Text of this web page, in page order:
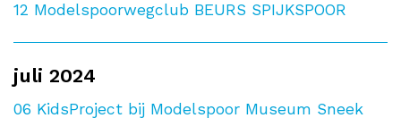
12 Modelspoorwegclub BEURS SPIJKSPOOR
juli 2024
06 KidsProject bij Modelspoor Museum Sneek